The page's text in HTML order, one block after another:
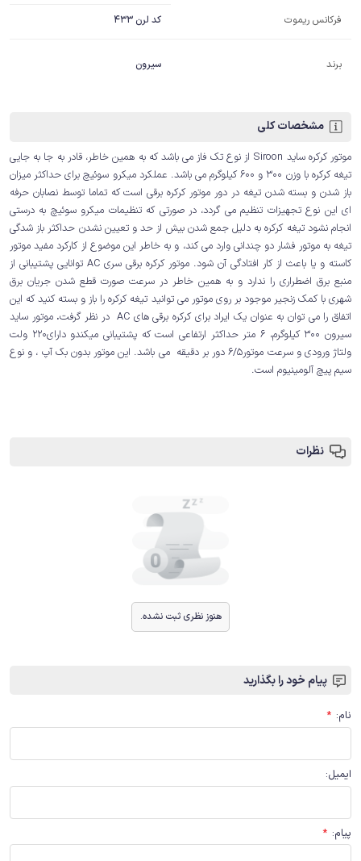
فرکانس ریموت کد لرن 433
برند سیرون
مشخصات کلی
موتور کرکره ساید Siroon از نوع تک فاز می باشد که به همین خاطر، قادر به جا به جایی
تیغه کرکره با وزن 300 و 600 کیلوگرم می باشد. عملکرد میکرو سوئیچ برای حداکثر میزان
باز شدن و بسته شدن تیغه در دور موتور کرکره برقی است که تماما توسط نصابان حرفه
ای این نوع تجهیزات تنظیم می گردد، در صورتی که تنظیمات میکرو سوئیچ به درستی
انجام نشود تیغه کرکره به دلیل جمع شدن بیش از حد و تعیین نشدن حداکثر باز شدگی
تیغه به موتور فشار دو چندانی وارد می کند، و به خاطر این موضوع از کارکرد مفید موتور
کاسته و یا باعث از کار افتادگی آن شود. موتور کرکره برقی سری AC توانایی پشتیبانی از
منبع برق اضطراری را ندارد و به همین خاطر در سرعت صورت قطع شدن جریان برق
شهری با کمک زنجیر موجود بر روی موتور می توانید تیغه کرکره را باز و بسته کنید که این
اتفاق را می توان به عنوان یک ایراد برای کرکره برقی های AC در نظر گرفت
. موتور ساید
سیرون 300 کیلوگرم، 6 متر حداکثر ارتفاعی است که پشتیبانی میکندو دارای220 ولت
ولتاژ ورودی و سرعت موتور6/5 دور بر دقیقه می باشد. این موتور بدون بک آپ ، و نوع
سیم پیچ آلومینیوم است.
نظرات
هنوز نظری ثبت نشده.
پیام خود را بگذارید
نام:
*
ایمیل:
پیام:
*